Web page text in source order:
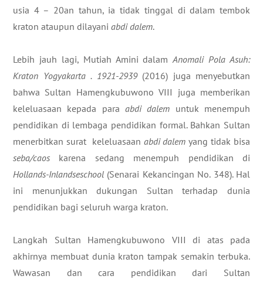
usia 4 – 20an tahun, ia tidak tinggal di dalam tembok
kraton ataupun dilayani abdi dalem.
Lebih jauh lagi, Mutiah Amini dalamAnomali Pola Asuh:
Kraton Yogyakarta . 1921-2939 (2016) juga menyebutkan
bahwa Sultan Hamengkubuwono VIII juga memberikan
keleluasaan kepada para abdi dalem untuk menempuh
pendidikan di lembaga pendidikan formal. Bahkan Sultan
menerbitkan surat keleluasaan abdi dalemyang tidak bisa
seba/caos karena sedang menempuh pendidikan di
Hollands-Inlandseschool (Senarai Kekancingan No. 348). Hal
ini menunjukkan dukungan Sultan terhadap dunia
pendidikan bagi seluruh warga kraton.
Langkah Sultan Hamengkubuwono VIII di atas pada
akhirnya membuat dunia kraton tampak semakin terbuka.
Wawasan dan cara pendidikan dari Sultan